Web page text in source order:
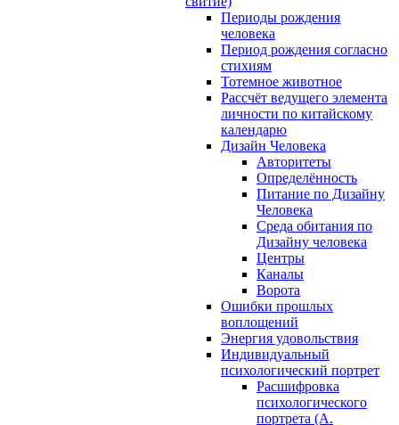
Периоды рождения
человека
Период рождения согласно
стихиям
Тотемное животное
Рассчёт ведущего элемента
личности по китайскому
календарю
Дизайн Человека
Авторитеты
Определённость
Питание по Дизайну
Человека
Среда обитания по
Дизайну человека
Центры
Каналы
Ворота
Ошибки прошлых
воплощений
Энергия удовольствия
Индивидуальный
психологический портрет
Расшифровка
психологического
портрета (А.